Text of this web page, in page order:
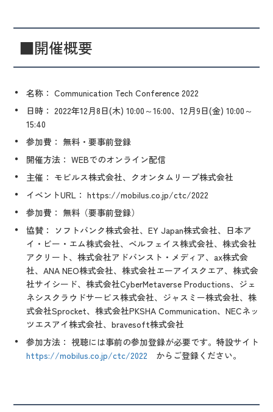
■開催概要
名称 ： Communication Tech Conference 2022
日時 ： 2022年12月8日(木) 10:00～16:00、12月9日(金) 10:00～
15:40
参加費 ： 無料・要事前登録
開催方法 ： WEBでのオンライン配信
主催 ： モビルス株式会社、クオンタムリープ株式会社
イベントURL ： https://mobilus.co.jp/ctc/2022
参加費 ： 無料（要事前登録）
協賛 ： ソフトバンク株式会社、EY Japan株式会社、日本ア
イ・ビー・エム株式会社、ベルフェイス株式会社、株式会社
アクリート、株式会社アドバンスト・メディア、ax株式会
社、ANA NEO株式会社、株式会社エーアイスクエア、株式会
社サイシード、株式会社CyberMetaverse Productions、ジェ
ネシスクラウドサービス株式会社、ジャスミー株式会社、株
式会社Sprocket、株式会社PKSHA Communication、NECネッ
ツエスアイ株式会社、bravesoft株式会社
参加方法 ： 視聴には事前の参加登録が必要です。特設サイト
https://mobilus.co.jp/ctc/2022 からご登録ください。